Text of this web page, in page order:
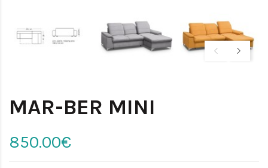
MAR-BER MINI
850.00€